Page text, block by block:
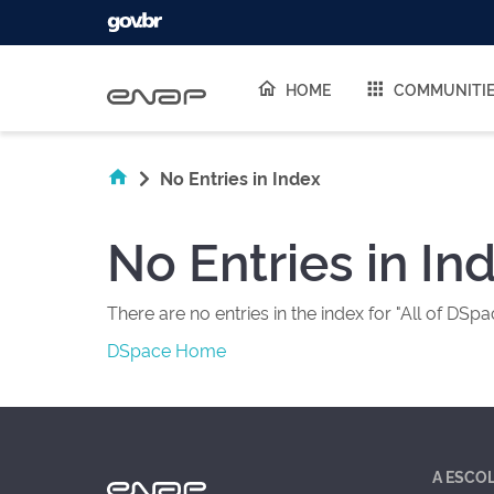
HOME
No Entries in Index
No Entries in
There are no entries in the index for "All of
DSpace Home
A